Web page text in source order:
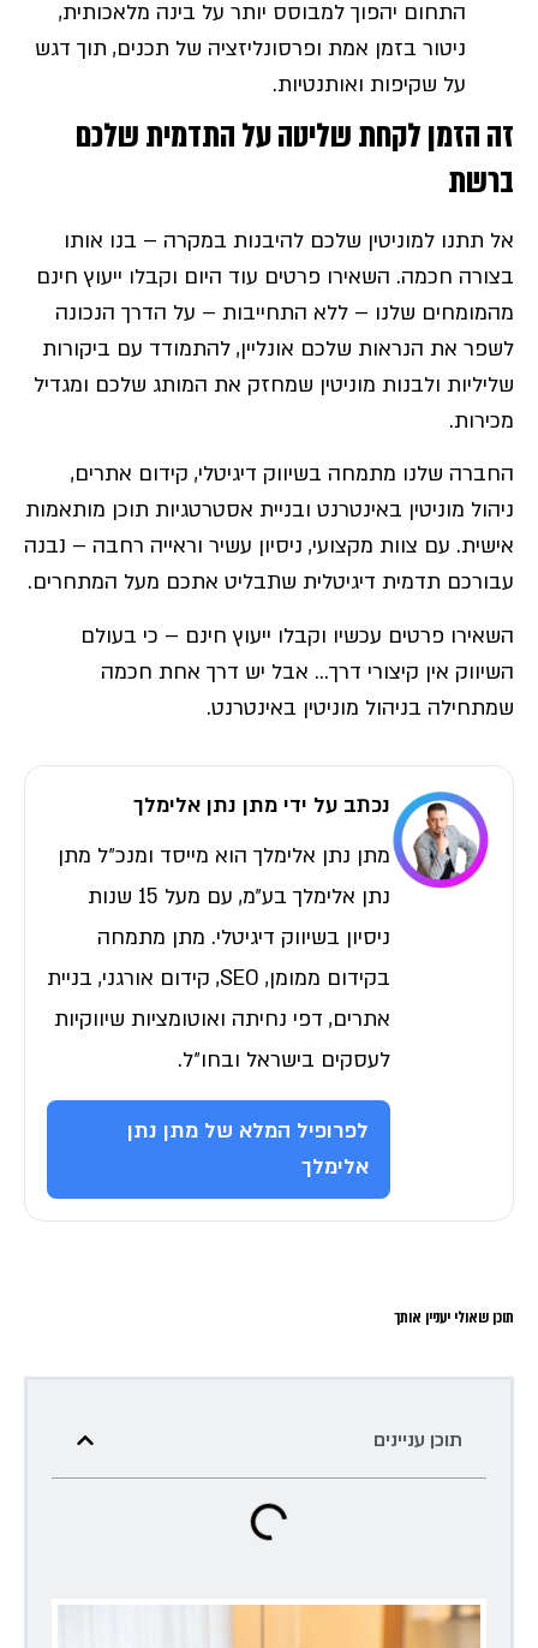
התחום יהפוך למבוסס יותר על בינה מלאכותית,
ניטור בזמן אמת ופרסונליזציה של תכנים, תוך דגש
על שקיפות ואותנטיות.
זה הזמן לקחת שליטה על התדמית שלכם
ברשת
אל תתנו למוניטין שלכם להיבנות במקרה – בנו אותו
בצורה חכמה. השאירו פרטים עוד היום וקבלו ייעוץ חינם
מהמומחים שלנו – ללא התחייבות – על הדרך הנכונה
לשפר את הנראות שלכם אונליין, להתמודד עם ביקורות
שליליות ולבנות מוניטין שמחזק את המותג שלכם ומגדיל
מכירות.
החברה שלנו מתמחה בשיווק דיגיטלי, קידום אתרים,
ניהול מוניטין באינטרנט ובניית אסטרטגיות תוכן מותאמות
אישית. עם צוות מקצועי, ניסיון עשיר וראייה רחבה – נבנה
עבורכם תדמית דיגיטלית שתבליט אתכם מעל המתחרים.
השאירו פרטים עכשיו וקבלו ייעוץ חינם – כי בעולם
השיווק אין קיצורי דרך… אבל יש דרך אחת חכמה
שמתחילה בניהול מוניטין באינטרנט.
נכתב על ידי מתן נתן אלימלך
מתן נתן אלימלך הוא מייסד ומנכ״ל מתן
נתן אלימלך בע״מ, עם מעל 15 שנות
ניסיון בשיווק דיגיטלי. מתן מתמחה
בקידום ממומן, SEO, קידום אורגני, בניית
אתרים, דפי נחיתה ואוטומציות שיווקיות
לעסקים בישראל ובחו״ל.
לפרופיל המלא של מתן נתן
אלימלך
תוכן שאולי יעניין אותך
תוכן עניינים